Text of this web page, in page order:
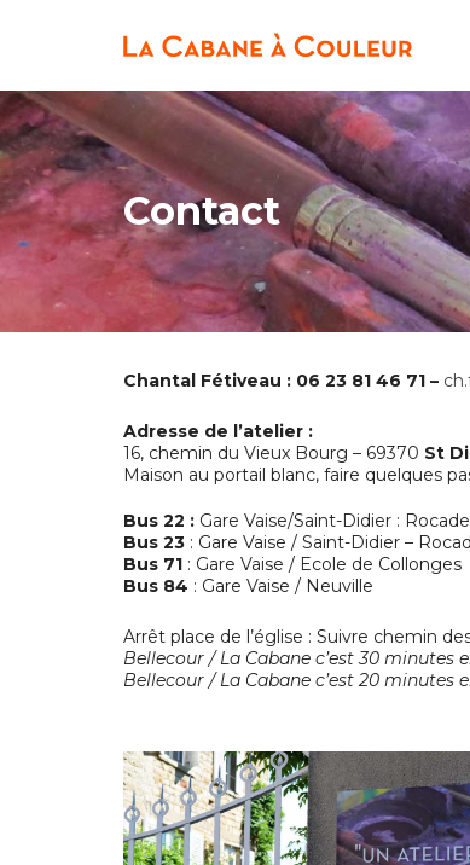
Contact
Chantal Fétiveau : 06 23 81 46 71 –
Adresse de l’atelier :
16, chemin du Vieux Bourg – 69370 St
Maison au portail blanc, faire quelques
Bus 22 : Gare Vaise/Saint-Didier :
Bus 23 : Gare Vaise / Saint-Didier –
Bus 71 : Gare Vaise / Ecole de Collonges
Bus 84 : Gare Vaise / Neuville
Arrêt place de l’église : Suivre chemin
Bellecour / La Cabane c’est 30 minutes
Bellecour / La Cabane c’est 20 minutes